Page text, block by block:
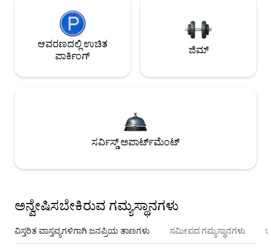
ಆವರಣದಲ್ಲಿ ಉಚಿತ
ಪಾರ್ಕಿಂಗ್
ಜಿಮ್
ಸರ್ವಿಸ್ಡ್ ಅಪಾರ್ಟ್‌ಮೆಂಟ್
ಅನ್ವೇಷಿಸಬೇಕಿರುವ ಗಮ್ಯಸ್ಥಾನಗಳು
ವಿಸ್ತರಿತ ವಾಸ್ತವ್ಯಗಳಿಗಾಗಿ ಜನಪ್ರಿಯ ತಾಣಗಳು ಸಮೀಪದ ಗಮ್ಯಸ್ಥಾನಗಳು